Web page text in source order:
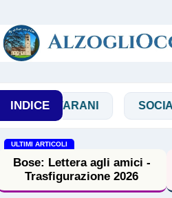
INDICE SOCIAL
ULTIMI ARTICOLI
Bose: Lettera agli amici -
Trasfigurazione 2026